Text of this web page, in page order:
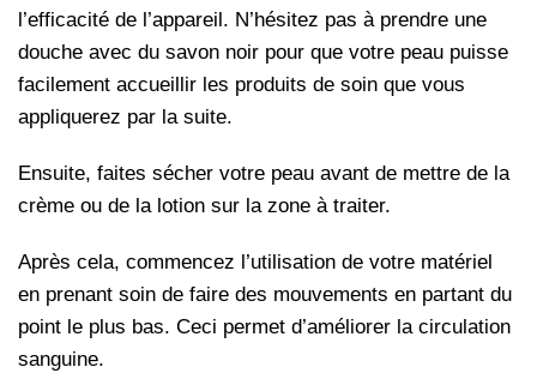
l’efficacité de l’appareil. N’hésitez pas à prendre une
douche avec du savon noir pour que votre peau puisse
facilement accueillir les produits de soin que vous
appliquerez par la suite.
Ensuite, faites sécher votre peau avant de mettre de la
crème ou de la lotion sur la zone à traiter.
Après cela, commencez l’utilisation de votre matériel
en prenant soin de faire des mouvements en partant du
point le plus bas. Ceci permet d’améliorer la circulation
sanguine.